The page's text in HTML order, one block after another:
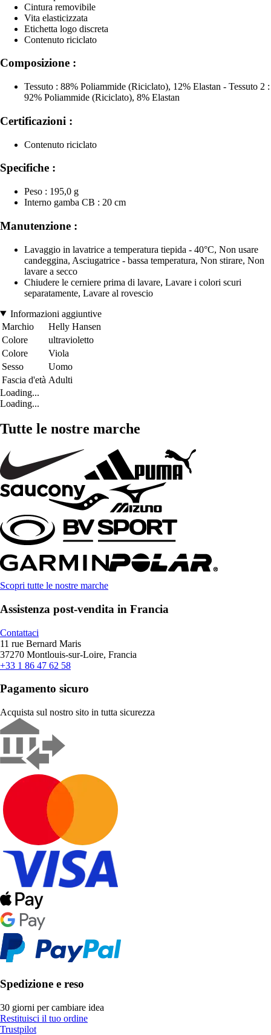
Cintura removibile
Vita elasticizzata
Etichetta logo discreta
Contenuto riciclato
Composizione :
Tessuto : 88% Poliammide (Riciclato), 12% Elastan - Tessuto 2 :
92% Poliammide (Riciclato), 8% Elastan
Certificazioni :
Contenuto riciclato
Specifiche :
Peso : 195,0 g
Interno gamba CB : 20 cm
Manutenzione :
Lavaggio in lavatrice a temperatura tiepida - 40°C, Non usare
candeggina, Asciugatrice - bassa temperatura, Non stirare, Non
lavare a secco
Chiudere le cerniere prima di lavare, Lavare i colori scuri
separatamente, Lavare al rovescio
Informazioni aggiuntive
Marchio
Helly Hansen
Colore
ultravioletto
Colore
Viola
Sesso
Uomo
Fascia d'età Adulti
Loading...
Loading...
Tutte le nostre marche
Scopri tutte le nostre marche
Assistenza post-vendita in Francia
Contattaci
11 rue Bernard Maris
37270 Montlouis-sur-Loire, Francia
+33 1 86 47 62 58
Pagamento sicuro
Acquista sul nostro sito in tutta sicurezza
Spedizione e reso
30 giorni per cambiare idea
Restituisci il tuo ordine
Trustpilot